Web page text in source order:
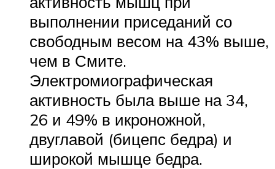
выполнении приседаний со
свободным весом на 43% выше,
чем в Смите.
Электромиографическая
активность была выше на 34,
26 и 49% в икроножной,
двуглавой (бицепс бедра) и
широкой мышце бедра.